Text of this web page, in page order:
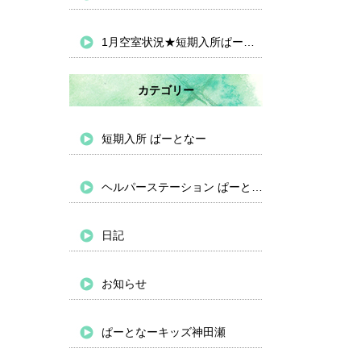
カテゴリー
短期入所 ぱーとなー
日記
お知らせ
ぱーとなーキッズ神田瀬